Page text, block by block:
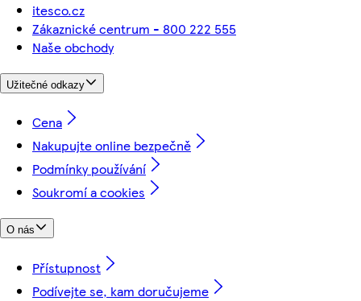
itesco.cz
Zákaznické centrum - 800 222 555
Naše obchody
Užitečné odkazy
Cena
Nakupujte online bezpečně
Podmínky používání
Soukromí a cookies
O nás
Přístupnost
Podívejte se, kam doručujeme